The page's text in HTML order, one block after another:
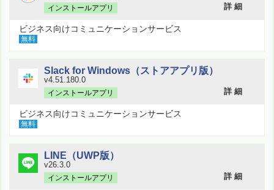
インストールアプリ
詳 細
ビジネス向けコミュニケーションサービス
無料
Slack for Windows（ストアアプリ版）
v4.51.180.0
インストールアプリ
詳 細
ビジネス向けコミュニケーションサービス
無料
LINE（UWP版）
v26.3.0
インストールアプリ
詳 細